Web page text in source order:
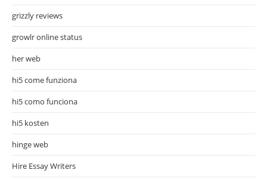
grizzly reviews
growlr online status
her web
hi5 come funziona
hi5 como funciona
hi5 kosten
hinge web
Hire Essay Writers